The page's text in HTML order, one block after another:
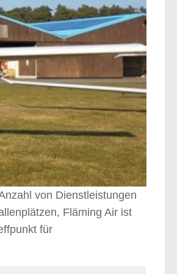
von Dienstleistungen
Fläming Air ist
für